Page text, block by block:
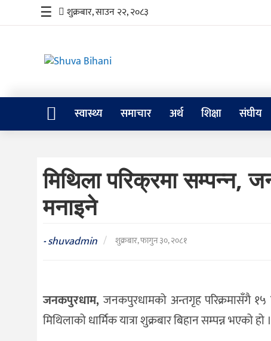
स्वास्थ्य
समाचार
संघीय
जीवनशैली
संस्कृति
विचार
☰ शुक्रबार, साउन २२, २०८३
स्वास्थ्य समाचार अर्थ शिक्षा संघीय
मिथिला परिक्रमा सम्पन्न,
मनाइने
-shuvadmin / शुक्रबार, फागुन ३०, २०८१
जनकपुरधाम,जनकपुरधामको अन्तगृह परिक्रमासँगै १५
मिथिलाको धार्मिक यात्रा शुक्रबार बिहान सम्पन्न भएको हो ।